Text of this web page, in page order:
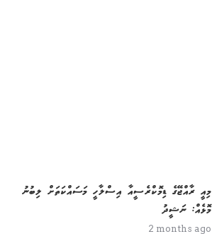
މިއީ ރާއްޖޭގެ ޑިމޮކްރެސީއާ އިސްލާހީ މަސައްކަތަށް ލިބުނު
މޮޅެއް: ނަޝީދު
2 months ago